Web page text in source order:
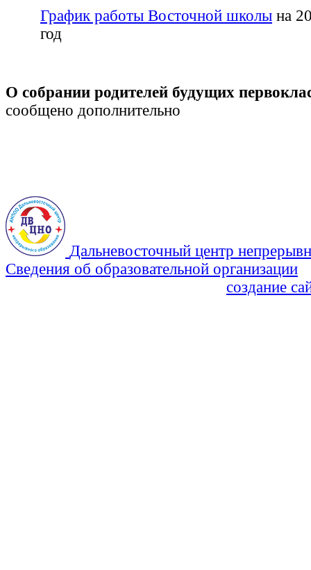
График работы Восточной школы на
год
О собрании родителей будущих
сообщено дополнительно
Дальневосточный центр
Сведения об образовательной организации
создание